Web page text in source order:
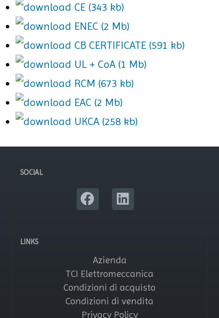
CE (343 kb)
ENEC (2 Mb)
CB CERTIFICATE (591 kb)
UL + CoA (1 Mb)
RCM (673 kb)
EAC (2 Mb)
UKCA (258 kb)
SOCIAL
LINKS
Azienda
TCI Elettromeccanica
Condizioni di acquisto
Condizioni di vendita
Privacy Policy